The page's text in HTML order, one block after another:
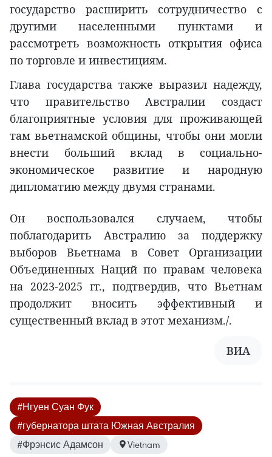
государство расширить сотрудничество с
другими населенными пунктами и
рассмотреть возможность открытия офиса
по торговле и инвестициям.
Глава государства также выразил надежду,
что правительство Австралии создаст
благоприятные условия для проживающей
там вьетнамской общины, чтобы они могли
внести больший вклад в социально-
экономическое развитие и народную
дипломатию между двумя странами.
Он воспользовался случаем, чтобы
поблагодарить Австралию за поддержку
выборов Вьетнама в Совет Организации
Объединенных Наций по правам человека
на 2023-2025 гг., подтвердив, что Вьетнам
продолжит вносить эффективный и
существенный вклад в этот механизм./.
ВИА
#Нгуен Суан Фук
#губернатора штата Южная Австралия
#Фрэнсис Адамсон
Vietnam